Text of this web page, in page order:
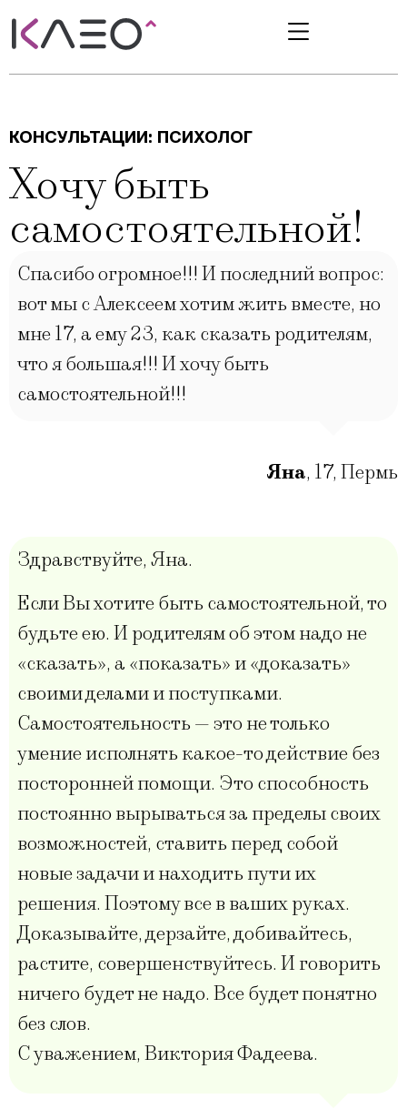
КОНСУЛЬТАЦИИ: ПСИХОЛОГ
Хочу быть
самостоятельной!
Спасибо огромное!!! И последний вопрос:
вот мы с Алексеем хотим жить вместе, но
мне 17, а ему 23, как сказать родителям,
что я большая!!! И хочу быть
самостоятельной!!!
Яна, 17, Пермь
Здравствуйте, Яна.
Если Вы хотите быть самостоятельной, то
будьте ею. И родителям об этом надо не
«сказать», а «показать» и «доказать»
своими делами и поступками.
Самостоятельность — это не только
умение исполнять какое-то действие без
посторонней помощи. Это способность
постоянно вырываться за пределы своих
возможностей, ставить перед собой
новые задачи и находить пути их
решения. Поэтому все в ваших руках.
Доказывайте, дерзайте, добивайтесь,
растите, совершенствуйтесь. И говорить
ничего будет не надо. Все будет понятно
без слов.
С уважением, Виктория Фадеева.